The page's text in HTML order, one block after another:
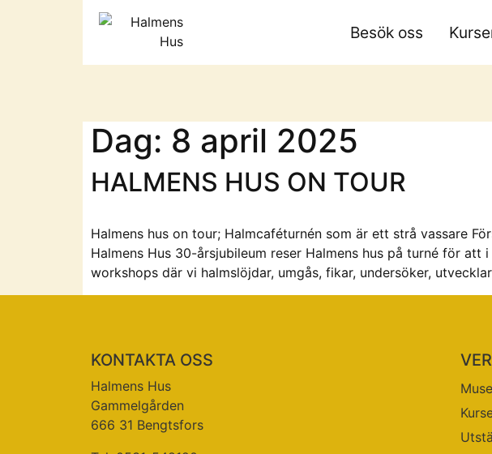
Besök oss
Dag: 8 april 2025
HALMENS HUS ON TOUR
Halmens hus on tour; Halmcaféturnén som är ett strå vassare
Halmens Hus 30-årsjubileum reser Halmens hus på turné för
workshops där vi halmslöjdar, umgås, fikar, undersöker,
KONTAKTA OSS
Halmens Hus
Gammelgården
666 31 Bengtsfors